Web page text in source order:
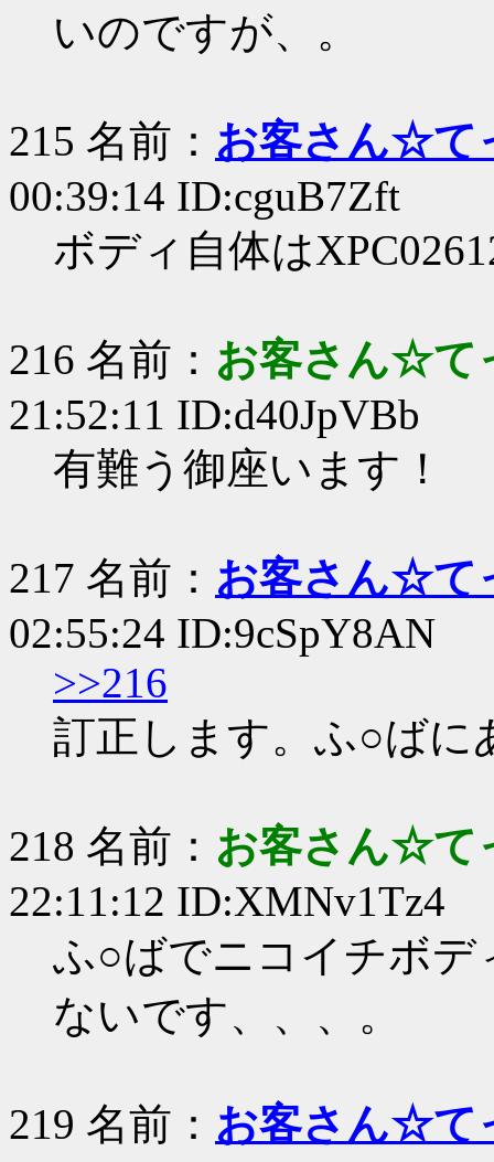
いのですが、。
215 名前： お客さん☆て
00:39:14 ID:cguB7Zft
ボディ自体は
216 名前： お客さん☆て
21:52:11 ID:d40JpVBb
有難う御座います！
217 名前： お客さん☆て
02:55:24 ID:9cSpY8AN
>>216
訂正します。ふ○ばに
218 名前： お客さん☆て
22:11:12 ID:XMNv1Tz4
ふ○ばでニコイチボデ
ないです、、、。
219 名前： お客さん☆て